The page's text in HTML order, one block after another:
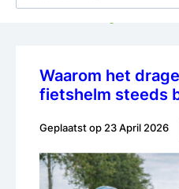
Waarom het
fietshelm steeds
Geplaatst op 23 April 2026